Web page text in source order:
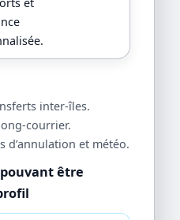
et
inter-îles.
courrier.
d’annulation et météo.
être